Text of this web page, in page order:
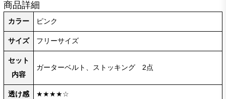
商品詳細
カラー ピンク
サイズ フリーサイズ
セット
内容
ガーターベルト、ストッキング 2点
透け感 ★★★★☆